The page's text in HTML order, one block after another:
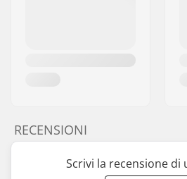
RECENSIONI
Scrivi la recensione